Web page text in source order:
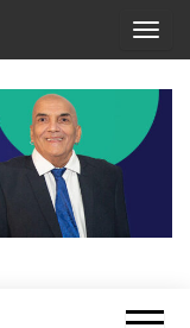
T
g
n